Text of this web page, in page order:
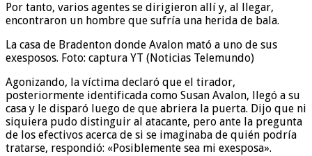
Por tanto, varios agentes se dirigieron allí y, al llegar,
encontraron un hombre que sufría una herida de bala.
La casa de Bradenton donde Avalon mató a uno de sus
exesposos. Foto: captura YT (Noticias Telemundo)
Agonizando, la víctima declaró que el tirador,
posteriormente identificada como Susan Avalon, llegó a su
casa y le disparó luego de que abriera la puerta. Dijo que ni
siquiera pudo distinguir al atacante, pero ante la pregunta
de los efectivos acerca de si se imaginaba de quién podría
tratarse, respondió: «Posiblemente sea mi exesposa».